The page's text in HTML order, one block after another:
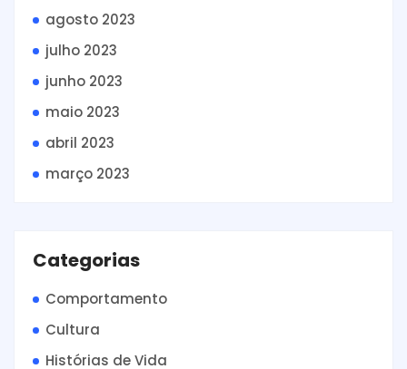
agosto 2023
julho 2023
junho 2023
maio 2023
abril 2023
março 2023
Categorias
Comportamento
Cultura
Histórias de Vida